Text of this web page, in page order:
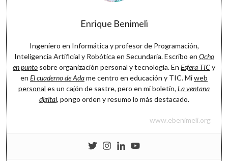
Enrique Benimeli
Ingeniero en Informática y profesor de Programación,
Inteligencia Artificial y Robótica en Secundaria. Escribo en Ocho
en punto sobre organización personal y tecnología. En Esfera TICy
en El cuaderno de Adame centro en educación y TIC. Miweb
personal es un cajón de sastre, pero en mi boletín, La ventana
digital, pongo orden y resumo lo más destacado.
www.ebenimeli.org